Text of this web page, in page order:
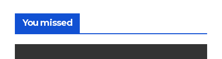
You missed